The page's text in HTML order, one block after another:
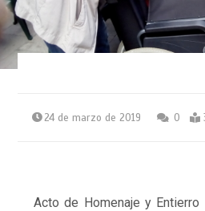
24 de marzo de 2019 0
Acto de Homenaje y